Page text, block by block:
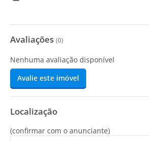
Avaliações (0)
Nenhuma avaliação disponível
Avalie este imóvel
Localização
(confirmar com o anunciante)